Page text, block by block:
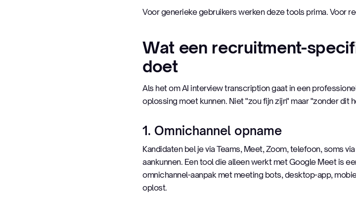
Voor generieke gebruikers werken deze tools prima. Voor
Wat een recruitment-
doet
Als het om AI interview transcription gaat in een
oplossing moet kunnen. Niet "zou fijn zijn" maar "zonder dit
1. Omnichannel opname
Kandidaten bel je via Teams, Meet, Zoom, telefoon, soms
aankunnen. Een tool die alleen werkt met Google Meet is
omnichannel-aanpak met meeting bots, desktop-app,
oplost.